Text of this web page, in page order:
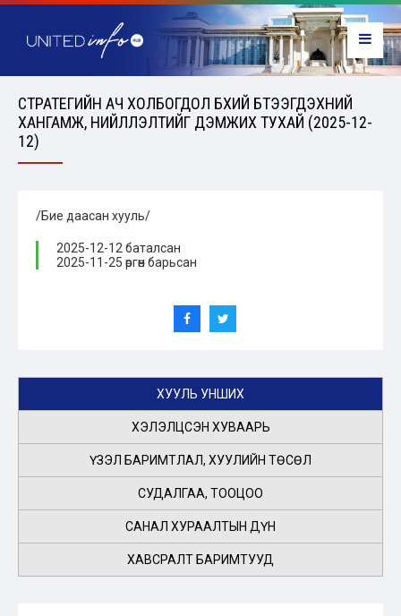
СТРАТЕГИЙН АЧ ХОЛБОГДОЛ БҮХИЙ БҮТЭЭГДЭХҮҮНИЙ
ХАНГАМЖ, НИЙЛҮҮЛЭЛТИЙГ ДЭМЖИХ ТУХАЙ (2025-12-
12)
/Бие даасан хууль/
2025-12-12 баталсан
2025-11-25 өргөн барьсан
ХУУЛЬ УНШИХ
ХЭЛЭЛЦСЭН ХУВААРЬ
ҮЗЭЛ БАРИМТЛАЛ, ХУУЛИЙН ТӨСӨЛ
СУДАЛГАА, ТООЦОО
САНАЛ ХУРААЛТЫН ДҮН
ХАВСРАЛТ БАРИМТУУД